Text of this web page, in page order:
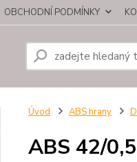
OBCHODNÍ PODMÍNKY
Úvod ABS hrany
ABS 42/0,5